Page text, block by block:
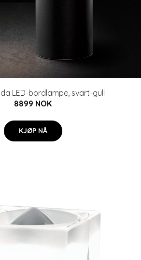
LED-bordlampe, svart-gull
8899 NOK
KJØP NÅ